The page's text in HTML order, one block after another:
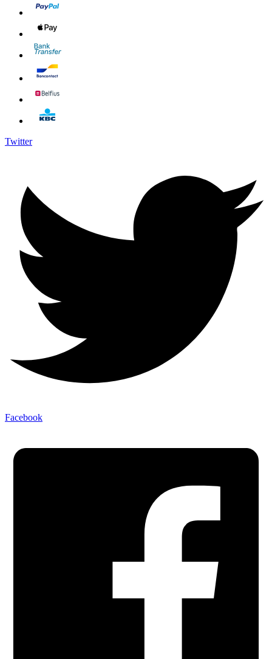
Twitter
Facebook